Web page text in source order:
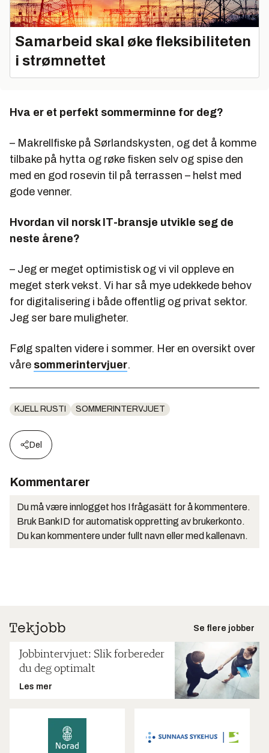
Samarbeid skal øke fleksibiliteten
i strømnettet
Hva er et perfekt sommerminne for deg?
– Makrellfiske på Sørlandskysten, og det å komme
tilbake på hytta og røke fisken selv og spise den
med en god rosevin til på terrassen – helst med
gode venner.
Hvordan vil norsk IT-bransje utvikle seg de
neste årene?
– Jeg er meget optimistisk og vi vil oppleve en
meget sterk vekst. Vi har så mye udekkede behov
for digitalisering i både offentlig og privat sektor.
Jeg ser bare muligheter.
Følg spalten videre i sommer. Her en oversikt over
våre sommerintervjuer.
KJELL RUSTI SOMMERINTERVJUET
Del
Kommentarer
Du må være innlogget hos Ifrågasätt for å kommentere.
Bruk BankID for automatisk oppretting av brukerkonto.
Du kan kommentere under fullt navn eller med kallenavn.
Se flere jobber
Jobbintervjuet: Slik forbereder
du deg optimalt
Les mer